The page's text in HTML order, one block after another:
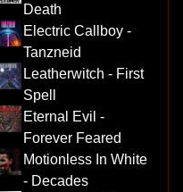
Death
Electric Callboy -
Tanzneid
Leatherwitch - First
Spell
Eternal Evil -
Forever Feared
Motionless In White
- Decades